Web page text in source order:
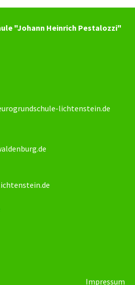
"Johann Heinrich Pestalozzi"
lichtenstein.de
Impressum